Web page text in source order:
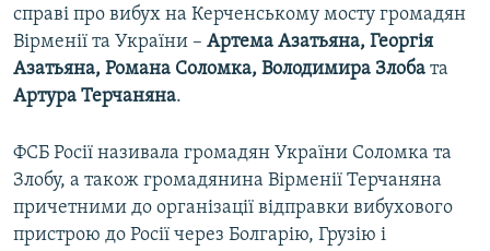
справі про вибух на Керченському мосту громадян
Вірменії та України – Артема Азатьяна, Георгія
Азатьяна, Романа Соломка, Володимира Злоба та
Артура Терчаняна.
ФСБ Росії називала громадян України Соломка та
Злобу, а також громадянина Вірменії Терчаняна
причетними до організації відправки вибухового
пристрою до Росії через Болгарію, Грузію і